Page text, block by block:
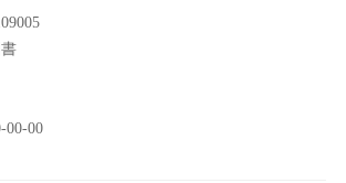
00-00